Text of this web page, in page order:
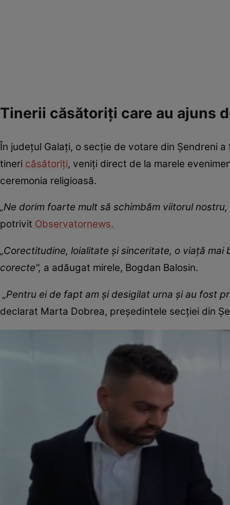
Tinerii căsătoriți care au ajuns
În județul Galați, o secție de votare din Șendreni
tineri căsătoriți, veniți direct de la marele
ceremonia religioasă.
„Ne dorim foarte mult să schimbăm viitorul
potrivit Observatornews.
„Corectitudine, loialitate şi sinceritate, o viaţă
corecte", a adăugat mirele, Bogdan Balosin.
„Pentru ei de fapt am şi desigilat urna şi au fost
declarat Marta Dobrea, preşedintele secţiei din